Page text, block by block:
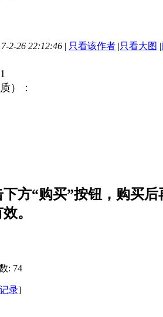
2-26 22:12:46 | 只看该作者 |只看大图 |
）：
方“购买”按钮，购买
。
: 74
记录]